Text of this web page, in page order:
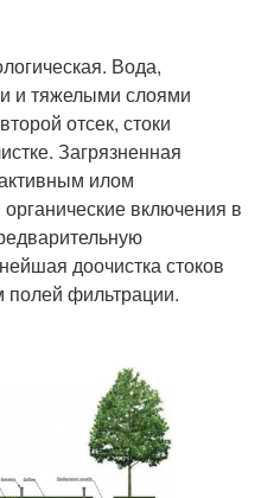
Вода,
и тяжелыми слоями
отсек, стоки
Загрязненная
илом
включения в
доочистка стоков
полей фильтрации.